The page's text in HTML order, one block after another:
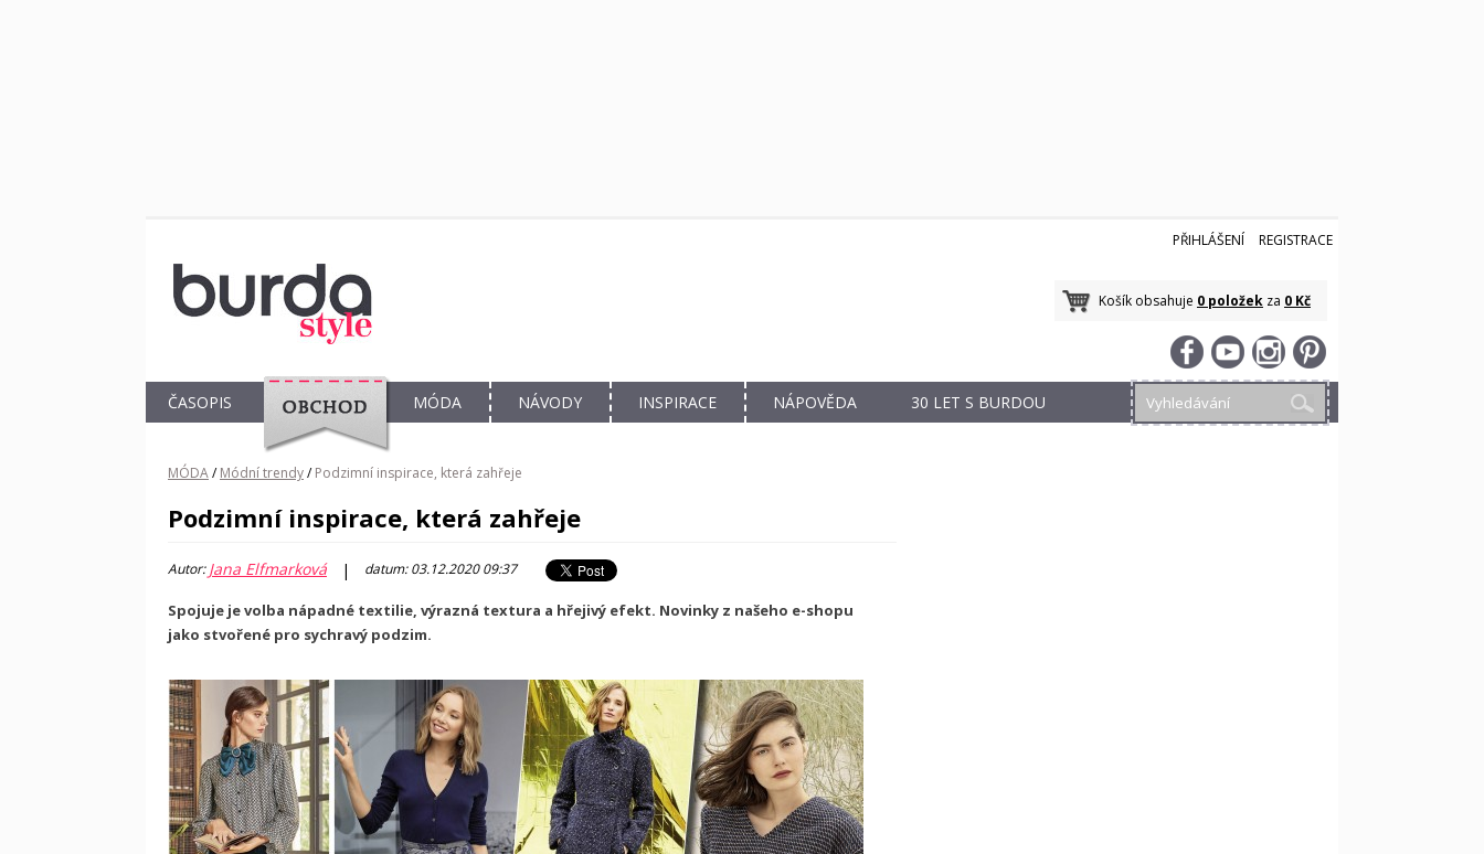
PŘIHLÁŠENÍ REGISTRACE
Košík obsahuje 0 položek za 0 Kč
ČASOPIS
OBCHOD
MÓDA NÁVODY INSPIRACE NÁPOVĚDA 30 LET S BURDOU
MÓDA/ Módní trendy/ Podzimní inspirace, která zahřeje
Podzimní inspirace, která zahřeje
Autor:Jana Elfmarková | datum: 03.12.2020 09:37
Spojuje je volba nápadné textilie, výrazná textura a hřejivý efekt. Novinky z našeho e-shopu
jako stvořené pro sychravý podzim.